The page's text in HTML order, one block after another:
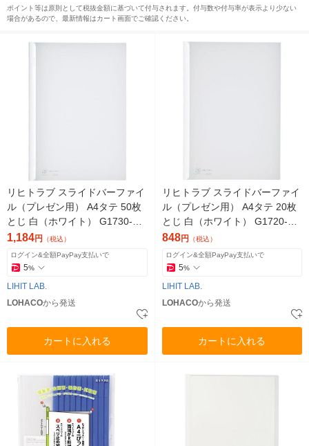
ポイント等は原則として税抜金額に基づいて付与されます。付与数や付与率が表示より少ない
場合があるので、最新情報はカート画面でご確認ください。
リヒトラブ スライドバーファイ
ル（プレゼン用） A4タテ 50枚
とじ 白（ホワイト） G1730-0 1
0冊
1,184円 （税込）
ログイン&全額PayPay支払いで
5%
LIHIT LAB.
LOHACOから発送
カートに入れる
リヒトラブ スライドバーファイ
ル（プレゼン用） A4タテ 20枚
とじ 白（ホワイト） G1720-0 1
0冊
848円 （税込）
ログイン&全額PayPay支払いで
5%
LIHIT LAB.
LOHACOから発送
カートに入れる